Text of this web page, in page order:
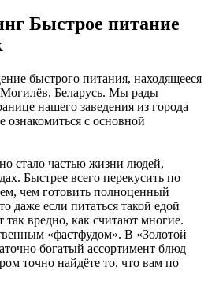
Быстрое питание
быстрого питания, находящееся
Беларусь. Мы рады
нашего заведения из города
с основной
стало частью жизни людей,
Быстрее всего перекусить по
чем готовить полноценный
даже если питаться такой едой
так вредно, как считают многие.
«фастфудом». В «Золотой
богатый ассортимент блюд
точно найдёте то, что вам по